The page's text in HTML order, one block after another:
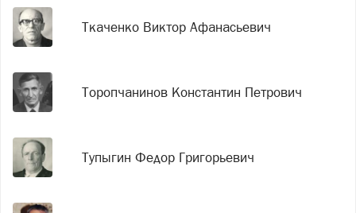
Ткаченко Виктор Афанасьевич
Торопчанинов Константин Петрович
Тупыгин Федор Григорьевич